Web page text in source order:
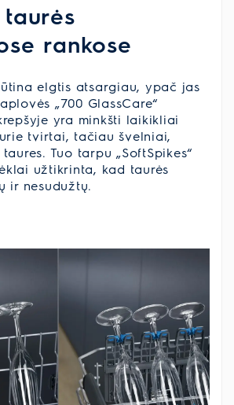
rankose
elgtis atsargiau, ypač jas
„700 GlassCare“
yra minkšti laikikliai
tvirtai, tačiau švelniai,
Tuo tarpu „SoftSpikes“
užtikrinta, kad taurės
ir nesudužtų.